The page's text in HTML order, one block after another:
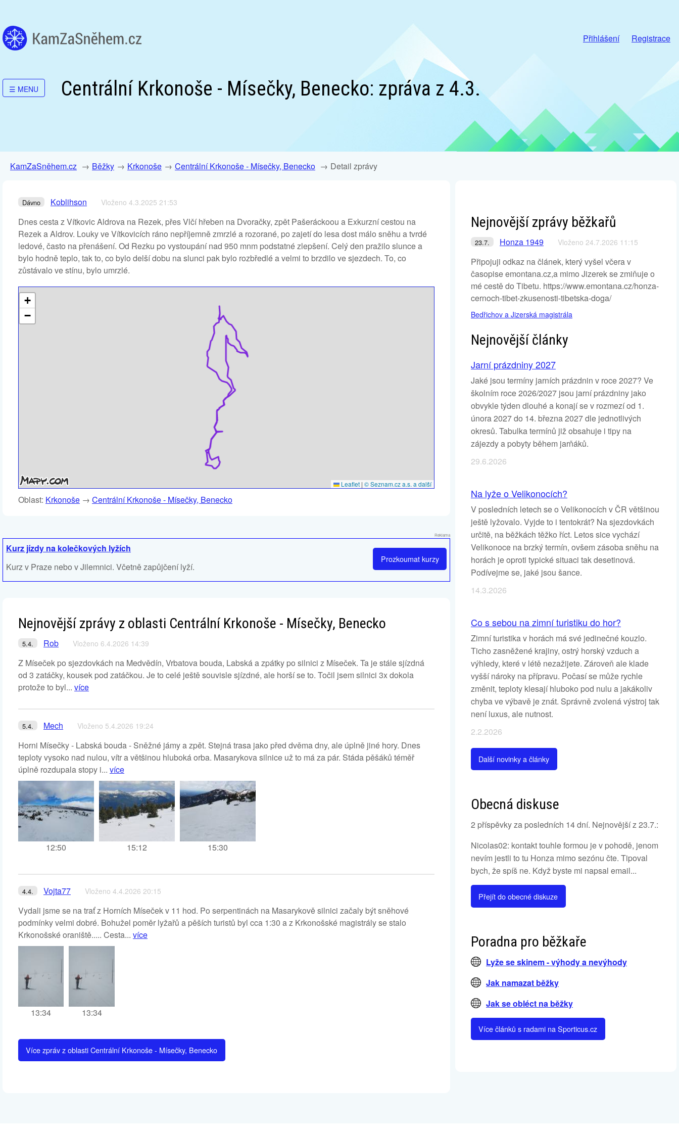
Přihlášení Registrace
☰ MENU Centrální Krkonoše - Mísečky, Benecko: zpráva z 4.3.
KamZaSněhem.cz Běžky Krkonoše Centrální Krkonoše - Mísečky, Benecko Detail zprávy
Dávno Koblihson Vloženo 4.3.2025 21:53
Dnes cesta z Vítkovic Aldrova na Rezek, přes Vlčí hřeben na Dvoračky, zpět Pašeráckoou a Exkurzní cestou na
Rezek a Aldrov. Louky ve Vítkovicích ráno nepříjemně zmrzlé a rozorané, po zajetí do lesa dost málo sněhu a tvrdé
ledové, často na přenášení. Od Rezku po vystoupání nad 950 mnm podstatné zlepšení. Celý den pražilo slunce a
bylo hodně teplo, tak to, co bylo delší dobu na slunci pak bylo rozbředlé a velmi to brzdilo ve sjezdech. To, co
zůstávalo ve stínu, bylo umrzlé.
+
−
Leaflet | © Seznam.cz a.s. a další
Oblast: Krkonoše → Centrální Krkonoše - Mísečky, Benecko
Reklama
Prozkoumatkurzy
Kurz jízdy na kolečkových lyžích
Kurz v Praze nebo v Jilemnici. Včetně zapůjčení lyží.
Nejnovější zprávy z oblasti Centrální Krkonoše - Mísečky, Benecko
5.4. Rob Vloženo 6.4.2026 14:39
Z Míseček po sjezdovkách na Medvědín, Vrbatova bouda, Labská a zpátky po silnici z Míseček. Ta je stále sjízdná
od 3 zatáčky, kousek pod zatáčkou. Je to celé ještě souvisle sjízdné, ale horší se to. Točil jsem silnici 3x dokola
protože to byl... více
5.4. Mech Vloženo 5.4.2026 19:24
Horni Mísečky - Labská bouda - Sněžné jámy a zpět. Stejná trasa jako před dvěma dny, ale úplně jiné hory. Dnes
teploty vysoko nad nulou, vítr a většinou hluboká orba. Masarykova silnice už to má za pár. Stáda pěšáků téměř
úplně rozdupala stopy i... více
12:50 15:12 15:30
4.4. Vojta77 Vloženo 4.4.2026 20:15
Vydali jsme se na trať z Horních Míseček v 11 hod. Po serpentinách na Masarykově silnici začaly být sněhové
podmínky velmi dobré. Bohužel poměr lyžařů a pěších turistů byl cca 1:30 a z Krkonošské magistrály se stalo
Krkonošské oraniště..... Cesta... více
13:34 13:34
Více zpráv z oblasti Centrální Krkonoše - Mísečky, Benecko
Nejnovější zprávy běžkařů
23.7. Honza 1949 Vloženo 24.7.2026 11:15
Připojuji odkaz na článek, který vyšel včera v
časopise emontana.cz,a mimo Jizerek se zmiňuje o
mé cestě do Tibetu. https://www.emontana.cz/honza-
cernoch-tibet-zkusenosti-tibetska-doga/
Bedřichov a Jizerská magistrála
Nejnovější články
Jarní prázdniny 2027
Jaké jsou termíny jarních prázdnin v roce 2027? Ve
školním roce 2026/2027 jsou jarní prázdniny jako
obvykle týden dlouhé a konají se v rozmezí od 1.
února 2027 do 14. března 2027 dle jednotlivých
okresů. Tabulka termínů již obsahuje i tipy na
zájezdy a pobyty během jarňáků.
29.6.2026
Na lyže o Velikonocích?
V posledních letech se o Velikonocích v ČR většinou
ještě lyžovalo. Vyjde to i tentokrát? Na sjezdovkách
určitě, na běžkách těžko říct. Letos sice vychází
Velikonoce na brzký termín, ovšem zásoba sněhu na
horách je oproti typické situaci tak desetinová.
Podívejme se, jaké jsou šance.
14.3.2026
Co s sebou na zimní turistiku do hor?
Zimní turistika v horách má své jedinečné kouzlo.
Ticho zasněžené krajiny, ostrý horský vzduch a
výhledy, které v létě nezažijete. Zároveň ale klade
vyšší nároky na přípravu. Počasí se může rychle
změnit, teploty klesají hluboko pod nulu a jakákoliv
chyba ve výbavě je znát. Správně zvolená výstroj tak
není luxus, ale nutnost.
2.2.2026
Další novinky a články
Obecná diskuse
2 příspěvky za posledních 14 dní. Nejnovější z 23.7.:
Nicolas02: kontakt touhle formou je v pohodě, jenom
nevím jestli to tu Honza mimo sezónu čte. Tipoval
bych, že spíš ne. Když byste mi napsal email...
Přejít do obecné diskuze
Poradna pro běžkaře
Lyže se skinem - výhody a nevýhody
Jak namazat běžky
Jak se obléct na běžky
Více článků s radami na Sporticus.cz